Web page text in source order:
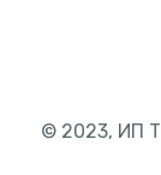
© 2023, ИП